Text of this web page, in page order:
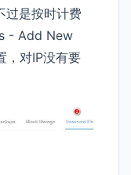
过是按时计费
- Add New
，对IP没有要